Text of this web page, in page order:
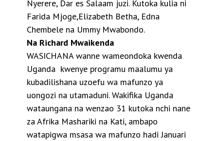
Nyerere, Dar es Salaam juzi. Kutoka kulia ni
Farida Mjoge,Elizabeth Betha, Edna
Chembele na Ummy Mwabondo.
Na Richard Mwaikenda
WASICHANA wanne wameondoka kwenda
Uganda kwenye programu maalumu ya
kubadilishana uzoefu wa mafunzo ya
uongozi na utamaduni.Wakifika Uganda
wataungana na wenzao 31 kutoka nchi nane
za Afrika Mashariki na Kati, ambapo
watapigwa msasa wa mafunzo hadi Januari